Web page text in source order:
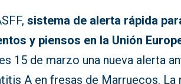
sistema de alerta rápida
y piensos en la Unión
15 de marzo una nueva alerta
A en fresas de Marruecos.